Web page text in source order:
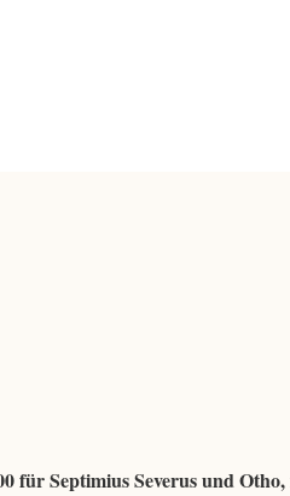
für Septimius Severus und